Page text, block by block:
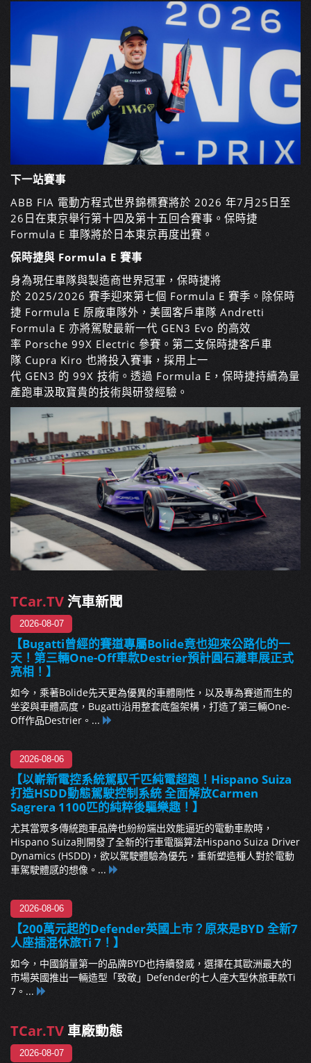
下一站賽事
ABB FIA 電動方程式世界錦標賽將於 2026 年7月25日至
26日在東京舉行第十四及第十五回合賽事。保時捷
Formula E 車隊將於日本東京再度出賽。
保時捷與 Formula E 賽事
身為現任車隊與製造商世界冠軍，保時捷將
於 2025/2026 賽季迎來第七個 Formula E 賽季。除保時
捷 Formula E 原廠車隊外，美國客戶車隊 Andretti
Formula E 亦將駕駛最新一代 GEN3 Evo 的高效
率 Porsche 99X Electric 參賽。第二支保時捷客戶車
隊 Cupra Kiro 也將投入賽事，採用上一
代 GEN3 的 99X 技術。透過 Formula E，保時捷持續為量
產跑車汲取寶貴的技術與研發經驗。
TCar.TV汽車新聞
2026-08-07
【Bugatti曾經的賽道專屬Bolide竟也迎來公路化的一
天！第三輛One-Off車款Destrier預計圓石灘車展正式
亮相！】
如今，乘著Bolide先天更為優異的車體剛性，以及專為賽道而生的
坐姿與車體高度，Bugatti沿用整套底盤架構，打造了第三輛One-
Off作品Destrier。...
2026-08-06
【以嶄新電控系統駕馭千匹純電超跑！Hispano Suiza
打造HSDD動態駕駛控制系統 全面解放Carmen
Sagrera 1100匹的純粹後驅樂趣！】
尤其當眾多傳統跑車品牌也紛紛端出效能逼近的電動車款時，
Hispano Suiza則開發了全新的行車電腦算法Hispano Suiza Driver
Dynamics (HSDD)，欲以駕駛體驗為優先，重新塑造種人對於電動
車駕駛體感的想像。...
2026-08-06
【200萬元起的Defender英國上市？原來是BYD 全新7
人座插混休旅Ti 7！】
如今，中國銷量第一的品牌BYD也持續發威，選擇在其歐洲最大的
市場英國推出一輛造型「致敬」Defender的七人座大型休旅車款Ti
7。...
TCar.TV 車廠動態
2026-08-07